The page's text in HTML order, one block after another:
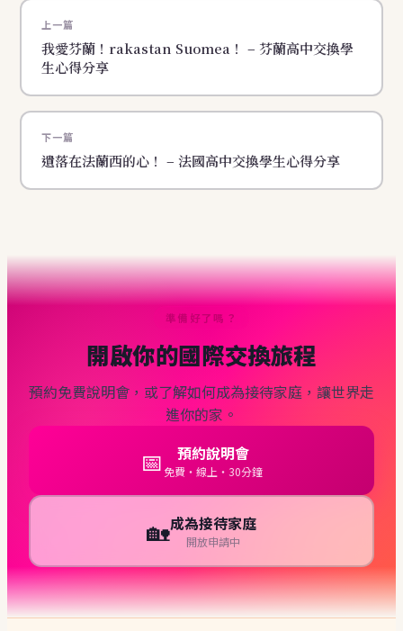
上一篇
我愛芬蘭！rakastan Suomea！ – 芬蘭高中交換學
生心得分享
下一篇
遺落在法蘭西的心！ – 法國高中交換學生心得分享
準備好了嗎？
開啟你的國際交換旅程
預約免費說明會，或了解如何成為接待家庭，讓世界走
進你的家。
📅 預約說明會
免費・線上・30分鐘
🏡成為接待家庭
開放申請中